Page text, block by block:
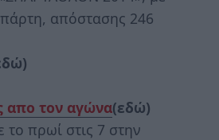
απόστασης 246
απο τον αγώνα(εδώ)
το πρωί στις 7 στην